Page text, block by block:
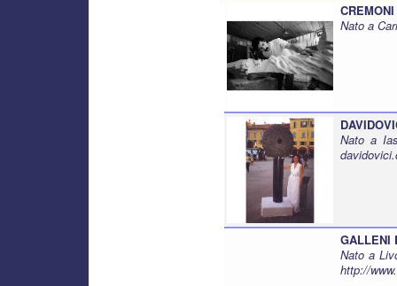
Nato a
Nato a
GALLENI
Nato a
http://